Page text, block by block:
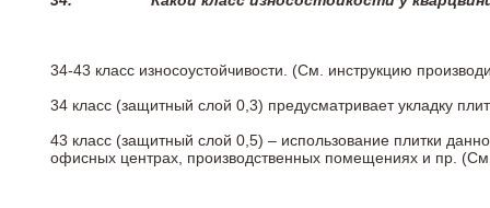
34-43 класс износоустойчивости. (См. инструкцию
34 класс (защитный слой 0,3) предусматривает укладку
43 класс (защитный слой 0,5) – использование плитки
офисных центрах, производственных помещениях и пр.